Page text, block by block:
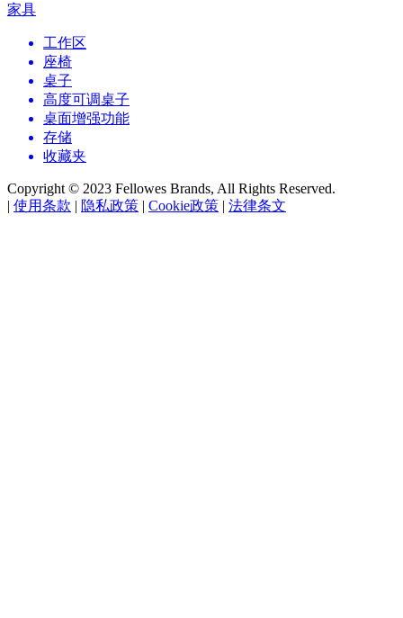
家具
工作区
座椅
桌子
高度可调桌子
桌面增强功能
存储
收藏夹
Copyright © 2023 Fellowes Brands, All Rights Reserved.
| 使用条款 | 隐私政策 | Cookie政策 | 法律条文